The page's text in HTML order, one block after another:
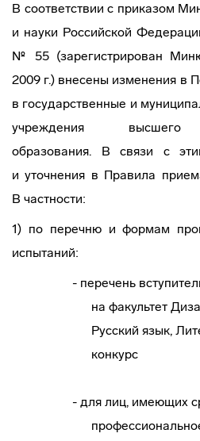
В соответствии с приказом
и науки Российской
№ 55 (зарегистрирован
2009 г.) внесены изменения в
в государственные и
учреждения высшего
образования. В связи с
и уточнения в Правила
В частности:
1) по перечню и формам
испытаний:
- перечень
на факультет
Русский язык,
конкурс
- для лиц, имеющих